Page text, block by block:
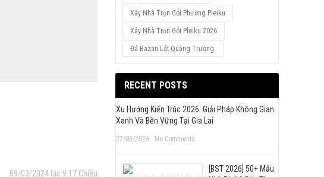
09/03/2024 lúc 9:17 Chiều
Xây Nhà Trọn Gói Phường Pleiku
Xây Nhà Trọn Gói Pleiku 2026
Đá Bazan Lát Quảng Trường.
RECENT POSTS
Xu Hướng Kiến Trúc 2026: Giải Pháp Không Gian
Xanh Và Bền Vững Tại Gia Lai
27/03/2026 No Comments
[BST 2026] 50+ Mẫu